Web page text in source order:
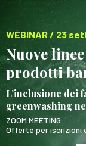
WEBINAR / 23
Nuove
prodotti
L’inclusione dei
greenwashing
ZOOM MEETING
Offerte per iscrizioni